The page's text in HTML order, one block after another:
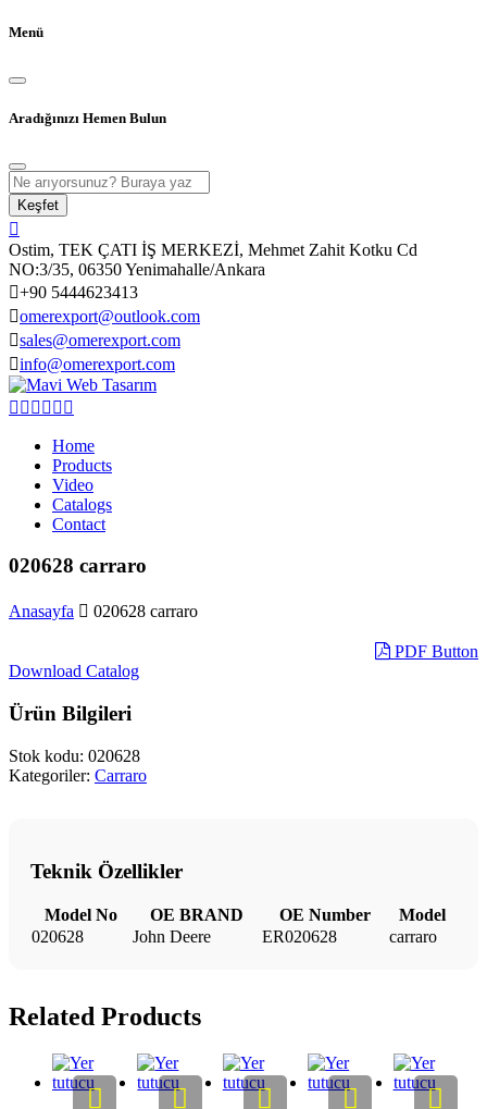
Menü
Aradığınızı Hemen Bulun
Keşfet
Ostim, TEK ÇATI İŞ MERKEZİ, Mehmet Zahit Kotku Cd
NO:3/35, 06350 Yenimahalle/Ankara
+90 5444623413
omerexport@outlook.com
sales@omerexport.com
info@omerexport.com
Home
Products
Video
Catalogs
Contact
020628 carraro
Anasayfa 020628 carraro
PDF Button
Download Catalog
Ürün Bilgileri
Stok kodu: 020628
Kategoriler: Carraro
Teknik Özellikler
Model No OE BRAND OE Number
Model
020628
John Deere ER020628 carraro
Related Products